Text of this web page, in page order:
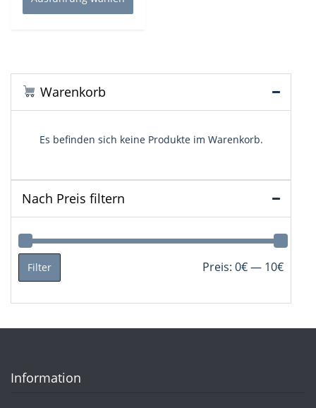
auf
Produktseite
Warenkorb
Es befinden sich keine Produkte im Warenkorb.
Nach Preis filtern
Min.
Max.
Filter Preis: 0€— 10€
Information